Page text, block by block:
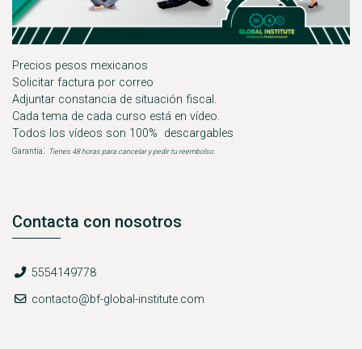
Precios pesos mexicanos
Solicitar factura por correo
Adjuntar constancia de situación fiscal.
Cada tema de cada curso está en vídeo.
Todos los vídeos son 100% descargables
Garantía: Tienes 48 horas para cancelar y pedir tu reembolso.
Contacta con nosotros
Teléfono
5554149778
E-mail
contacto@bf-global-institute.com